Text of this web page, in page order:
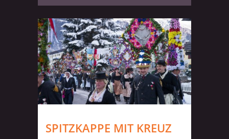
SPITZKAPPE MIT KREUZ